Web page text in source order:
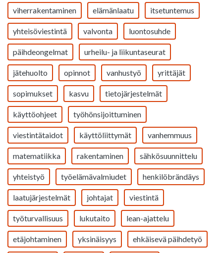
viherrakentaminen elämänlaatu itsetuntemus
yhteisöviestintä valvonta luontosuhde
päihdeongelmat urheilu- ja liikuntaseurat
jätehuolto opinnot vanhustyö yrittäjät
sopimukset kasvu tietojärjestelmät
käyttöohjeet työhönsijoittuminen
viestintätaidot käyttöliittymät vanhemmuus
matematiikka rakentaminen sähkösuunnittelu
yhteistyö työelämävalmiudet henkilöbrändäys
laatujärjestelmät johtajat viestintä
työturvallisuus lukutaito lean-ajattelu
etäjohtaminen yksinäisyys ehkäisevä päihdetyö